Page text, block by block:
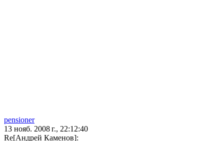
pensioner
13 нояб. 2008 г., 22:12:40
Re[Андрей Каменов]: